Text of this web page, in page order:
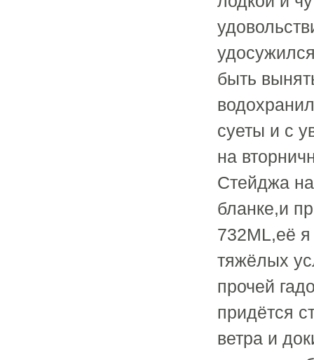
быть
суеты и с
на
Стейджа
бланке,и
732ML,её
тяжёлых
прочей
придётся
ветра и